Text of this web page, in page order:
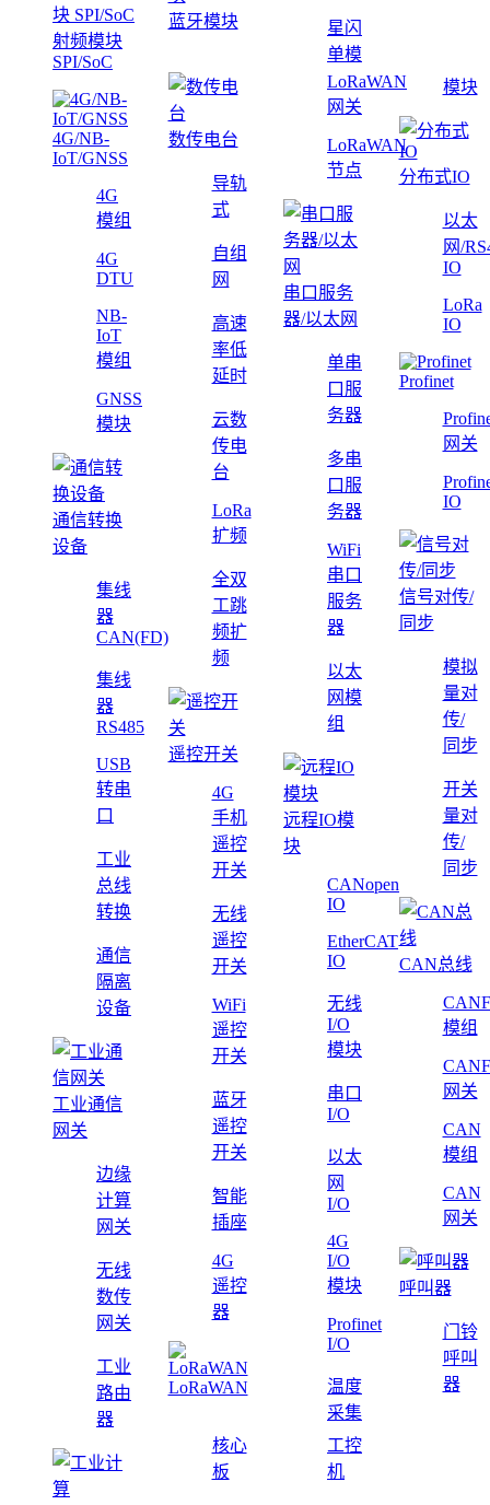
射频模块
SPI/SoC
蓝牙模块
星闪
单模
4G/NB-
IoT/GNSS
4G
模组
4G
DTU
NB-
IoT
模组
GNSS
模块
通信转换
设备
集线
器
CAN(FD)
集线
器
RS485
USB
转串
口
工业
总线
转换
通信
隔离
设备
工业通信
网关
边缘
计算
网关
无线
数传
网关
工业
路由
器
数传电台
导轨
式
自组
网
高速
率低
延时
云数
传电
台
LoRa
扩频
全双
工跳
频扩
频
遥控开关
4G
手机
遥控
开关
无线
遥控
开关
WiFi
遥控
开关
蓝牙
遥控
开关
智能
插座
4G
遥控
器
LoRaWAN
LoRaWAN
网关
LoRaWAN
节点
串口服务
器/以太网
单串
口服
务器
多串
口服
务器
WiFi
串口
服务
器
以太
网模
组
远程IO模
块
CANopen
IO
EtherCAT
IO
无线
I/O
模块
串口
I/O
以太
网
I/O
4G
I/O
模块
Profinet
I/O
温度
采集
模块
分布式IO
以太
网/
IO
LoRa
IO
Profinet
网关
IO
信号对传/
同步
模拟
量对
传/
同步
开关
量对
传/
同步
CAN总线
模组
网关
CAN
模组
CAN
网关
呼叫器
门铃
呼叫
器
核心
板
工控
机